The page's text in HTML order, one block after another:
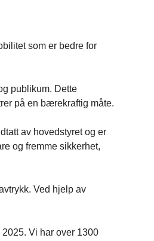
som er bedre for
publikum. Dette
på en bærekraftig måte.
av hovedstyret og er
og fremme sikkerhet,
Ved hjelp av
Vi har over 1300